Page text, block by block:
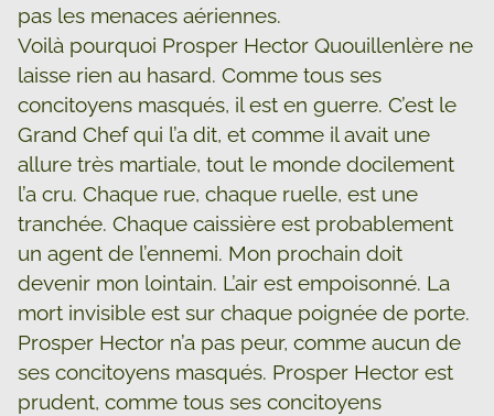
pas les menaces aériennes.
Voilà pourquoi Prosper Hector Quouillenlère ne
laisse rien au hasard. Comme tous ses
concitoyens masqués, il est en guerre. C’est le
Grand Chef qui l’a dit, et comme il avait une
allure très martiale, tout le monde docilement
l’a cru. Chaque rue, chaque ruelle, est une
tranchée. Chaque caissière est probablement
un agent de l’ennemi. Mon prochain doit
devenir mon lointain. L’air est empoisonné. La
mort invisible est sur chaque poignée de porte.
Prosper Hector n’a pas peur, comme aucun de
ses concitoyens masqués. Prosper Hector est
prudent, comme tous ses concitoyens